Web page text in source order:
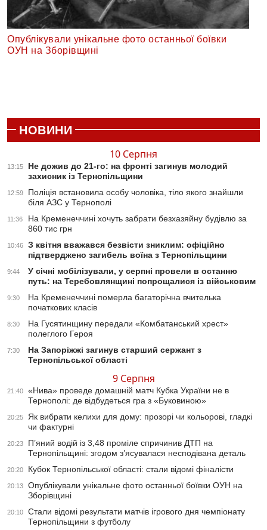
Опублікували унікальне фото останньої боївки
ОУН на Зборівщині
НОВИНИ
10 Серпня
13:15
Не дожив до 21-го: на фронті загинув молодий
захисник із Тернопільщини
12:59
Поліція встановила особу чоловіка, тіло якого знайшли
біля АЗС у Тернополі
11:36
На Кременеччині хочуть забрати безхазяйну будівлю за
860 тис грн
10:46
З квітня вважався безвісти зниклим: офіційно
підтверджено загибель воїна з Тернопільщини
9:44
У січні мобілізували, у серпні провели в останню
путь: на Теребовлянщині попрощалися із військовим
9:30
На Кременеччині померла багаторічна вчителька
початкових класів
8:30
На Гусятинщину передали «Комбатанський хрест»
полеглого Героя
7:30
На Запоріжжі загинув старший сержант з
Тернопільської області
9 Серпня
21:40
«Нива» проведе домашній матч Кубка України не в
Тернополі: де відбудеться гра з «Буковиною»
20:25
Як вибрати келихи для дому: прозорі чи кольорові, гладкі
чи фактурні
20:23
П’яний водій із 3,48 проміле спричинив ДТП на
Тернопільщині: згодом з’ясувалася несподівана деталь
20:20 Кубок Тернопільської області: стали відомі фіналісти
20:13
Опублікували унікальне фото останньої боївки ОУН на
Зборівщині
20:10
Стали відомі результати матчів ігрового дня чемпіонату
Тернопільщини з футболу